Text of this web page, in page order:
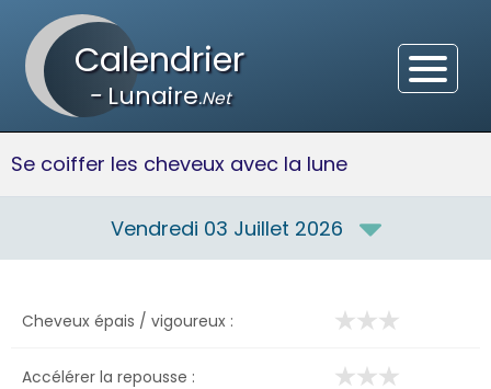
Calendrier
-Lunaire.Net
Se coiffer les cheveux avec la lune
Vendredi 03 Juillet 2026
Cheveux épais / vigoureux :
Accélérer la repousse :